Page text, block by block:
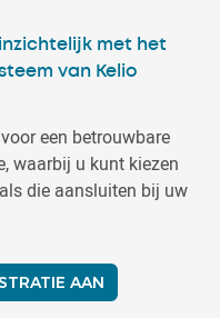
met het
van Kelio
een betrouwbare
waarbij u kunt kiezen
die aansluiten bij uw
AAN